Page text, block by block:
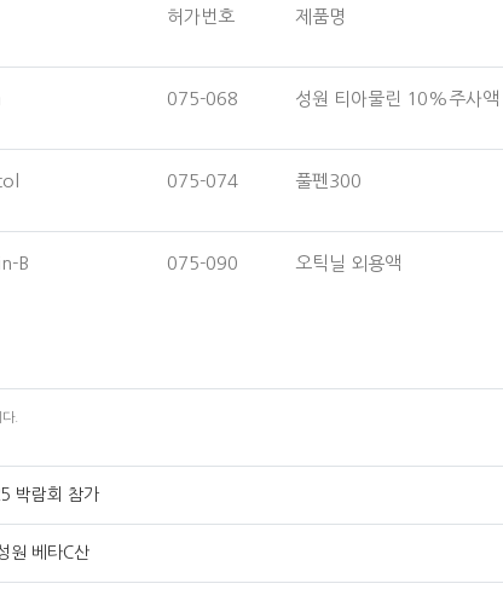
허가번호 제품명
075-068 성원 티아물린 10%주사액
075-074 풀펜300
B 075-090 오틱닐 외용액
.
박람회 참가
원 베타C산